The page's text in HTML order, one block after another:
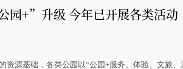
园+”升级 今年已开展各类活动
资源基础，各类公园以“公园+服务、体验、文旅、